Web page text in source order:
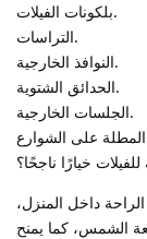
بلكونات الفيلات.
التراسات.
النوافذ الخارجية.
الحدائق الشتوية.
الجلسات الخارجية.
خيارًا ناجحًا؟
داخل المنزل،
الشمس، كما يمنح